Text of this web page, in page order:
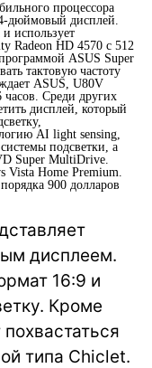
процессора
дюймовый дисплей.
использует
Radeon HD 4570 с 512
ASUS Super
тактовую частоту
ASUS, U80V
Среди других
дисплей, который
AI light sensing,
системы подсветки, а
Super MultiDrive.
Vista Home Premium.
900 долларов
дисплеем.
16:9 и
Кроме
типа Chiclet.